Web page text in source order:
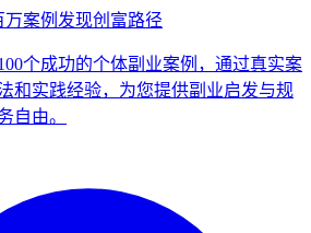
万案例发现创富路径
个成功的个体副业案例，通过真实案
和实践经验，为您提供副业启发与规
自由。